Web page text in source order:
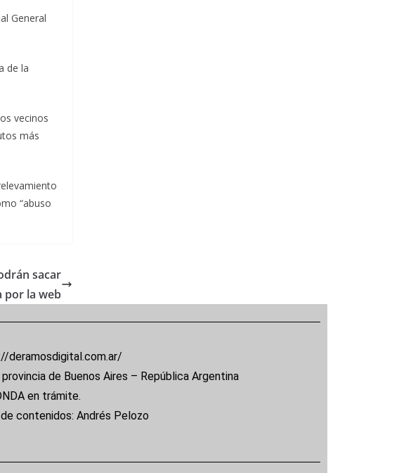
General
de la
vecinos
más
“abuso
sacar
por la web
deramosdigital.com.ar/
provincia de Buenos Aires – República Argentina
en trámite.
contenidos: Andrés Pelozo